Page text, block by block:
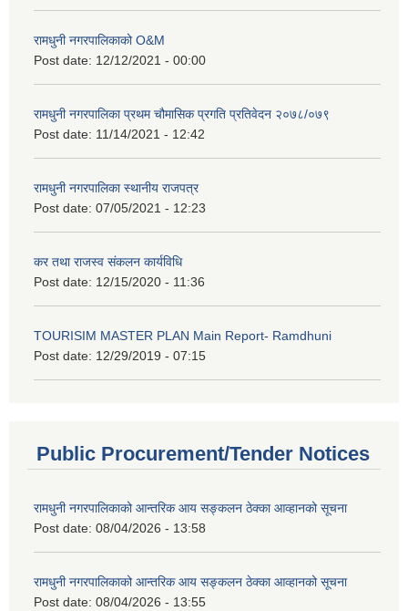
रामधुनी नगरपालिकाको O&M
Post date: 12/12/2021 - 00:00
रामधुनी नगरपालिका प्रथम चौमासिक प्रगति प्रतिवेदन २०७८/०७९
Post date: 11/14/2021 - 12:42
रामधुनी नगरपालिका स्थानीय राजपत्र
Post date: 07/05/2021 - 12:23
कर तथा राजस्व संकलन कार्यविधि
Post date: 12/15/2020 - 11:36
TOURISIM MASTER PLAN Main Report- Ramdhuni
Post date: 12/29/2019 - 07:15
Public Procurement/Tender Notices
रामधुनी नगरपालिकाको आन्तरिक आय सङ्कलन ठेक्का आव्हानको सूचना
Post date: 08/04/2026 - 13:58
रामधुनी नगरपालिकाको आन्तरिक आय सङ्कलन ठेक्का आव्हानको सूचना
Post date: 08/04/2026 - 13:55